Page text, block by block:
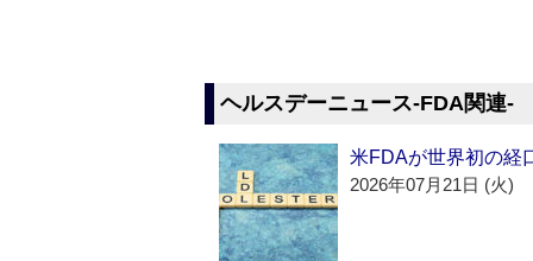
ヘルスデーニュース‐FDA関連‐
米FDAが世界初の経
2026年07月21日 (火)